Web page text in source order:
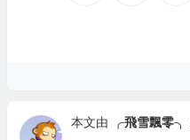
本文由 ╭飛雪飄零╮